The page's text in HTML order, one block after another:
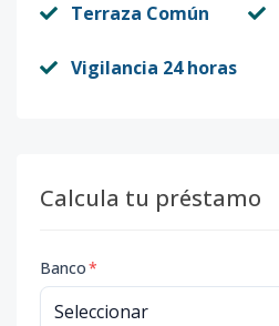
Terraza Común
Vigilancia 24 horas
Calcula tu préstamo
Banco*